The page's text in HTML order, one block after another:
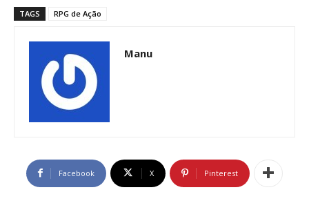
TAGS RPG de Ação
Manu
Facebook X Pinterest